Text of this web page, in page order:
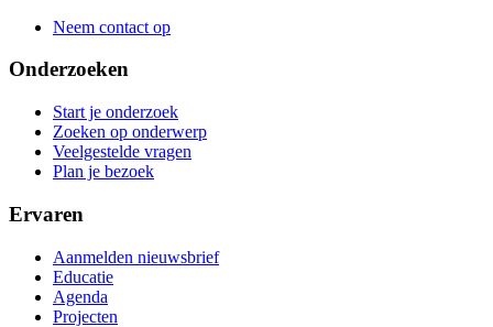
Neem contact op
Onderzoeken
Start je onderzoek
Zoeken op onderwerp
Veelgestelde vragen
Plan je bezoek
Ervaren
Aanmelden nieuwsbrief
Educatie
Agenda
Projecten